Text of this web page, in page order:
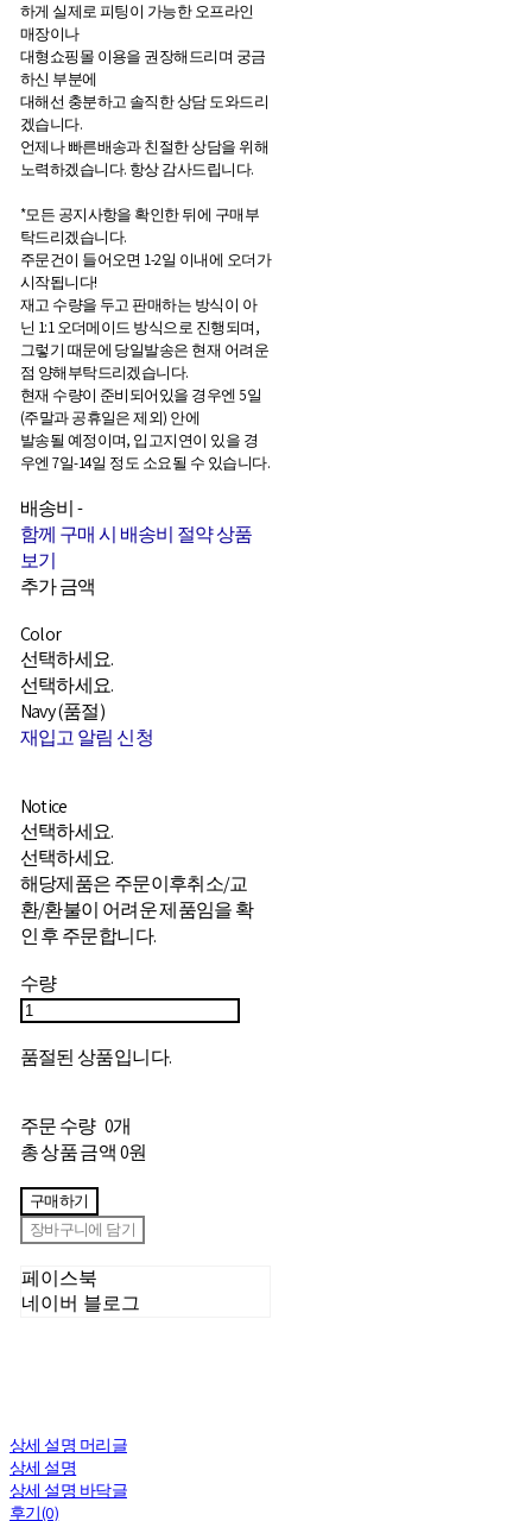
하게 실제로 피팅이 가능한 오프라인
매장이나
대형쇼핑몰 이용을 권장해드리며 궁금
하신 부분에
대해선 충분하고 솔직한 상담 도와드리
겠습니다.
언제나 빠른배송과 친절한 상담을 위해
노력하겠습니다. 항상 감사드립니다.
*모든 공지사항을 확인한 뒤에 구매부
탁드리겠습니다.
주문건이 들어오면 1-2일 이내에 오더가
시작됩니다!
재고 수량을 두고 판매하는 방식이 아
닌 1:1 오더메이드 방식으로 진행되며,
그렇기 때문에 당일발송은 현재 어려운
점 양해부탁드리겠습니다.
현재 수량이 준비되어있을 경우엔 5일
(주말과 공휴일은 제외) 안에
발송될 예정이며, 입고지연이 있을 경
우엔 7일-14일 정도 소요될 수 있습니다.
배송비-
함께 구매 시 배송비 절약 상품
보기
추가 금액
Color
선택하세요.
선택하세요.
Navy (품절)
재입고 알림 신청
Notice
선택하세요.
선택하세요.
해당제품은 주문이후취소/교
환/환불이 어려운 제품임을 확
인 후 주문합니다.
수량
품절된 상품입니다.
주문 수량 0개
총 상품 금액0원
구매하기
장바구니에 담기
페이스북
네이버 블로그
상세 설명 머리글
상세 설명
상세 설명 바닥글
후기(0)